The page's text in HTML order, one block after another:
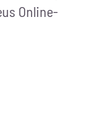
Online-